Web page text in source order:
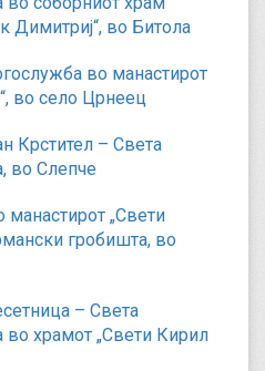
Димитриј“, во Битола
во манастирот
во село Црнеец
Крстител – Света
во Слепче
„Свети
гробишта, во
– Света
во храмот „Свети Кирил